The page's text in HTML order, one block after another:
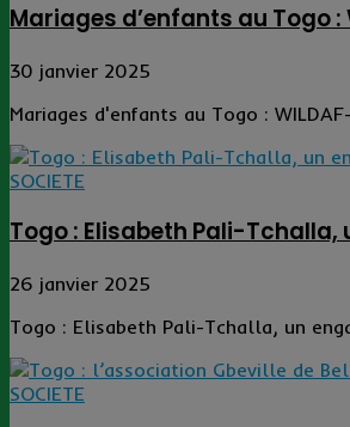
Mariages d’enfants au Togo
30 janvier 2025
Mariages d'enfants au Togo :
SOCIETE
Togo : Elisabeth Pali-
26 janvier 2025
Togo : Elisabeth Pali-Tchalla, un
SOCIETE